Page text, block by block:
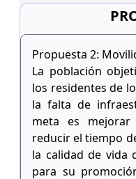
Propuesta 2:
La población
los residentes de
la falta de
meta es
reducir el tiempo
la calidad de vida
para su